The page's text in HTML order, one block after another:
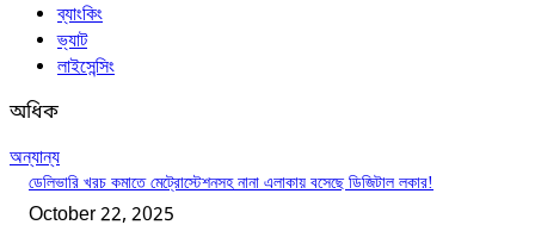
ব্যাংকিং
ভ্যাট
লাইসেন্সিং
অধিক
অন্যান্য
ডেলিভারি খরচ কমাতে মেট্রোস্টেশনসহ নানা এলাকায় বসেছে ডিজিটাল লকার!
October 22, 2025